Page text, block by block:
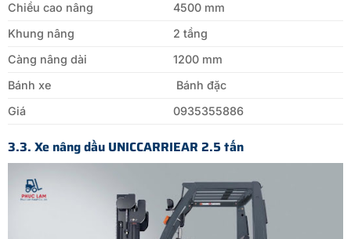
Chiều cao nâng
4500 mm
Khung nâng
2 tầng
Càng nâng dài
1200 mm
Bánh xe
Bánh đặc
Giá
0935355886
3.3. Xe nâng dầu UNICCARRIEAR 2.5 tấn